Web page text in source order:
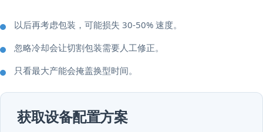
以后再考虑包装，可能损失 30-50% 速度。
忽略冷却会让切割包装需要人工修正。
只看最大产能会掩盖换型时间。
获取设备配置方案